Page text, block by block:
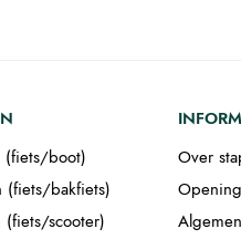
(fiets/boot)
(fiets/bakfiets)
(fiets/scooter)
Over